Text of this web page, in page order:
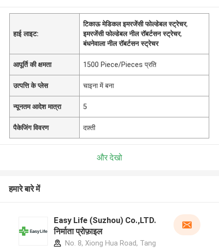
हाई लाइट:
टिकाऊ मेडिकल इमरजेंसी फोल्डेबल स्ट्रेचर,
इमरजेंसी फोल्डेबल नील रॉबर्टसन स्ट्रेचर,
बंधनेवाला नील रॉबर्टसन स्ट्रेचर
आपूर्ति की क्षमता 1500 Piece/Pieces प्रति
उत्पत्ति के प्लेस चाइना में बना
न्यूनतम आदेश मात्रा 5
पैकेजिंग विवरण दफ़्ती
और देखो
हमारे बारे में
Easy Life (Suzhou) Co.,LTD.
निर्माता प्रोफ़ाइल
No. 8, Xiong Hua Road, Tang